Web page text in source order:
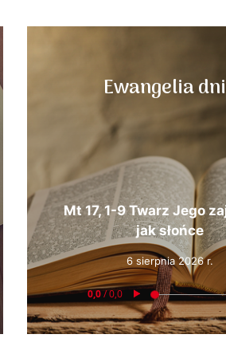
Ewangelia
Mt 17, 1-9 Twarz Jego
jak słońce
6 sierpnia 2026 r.